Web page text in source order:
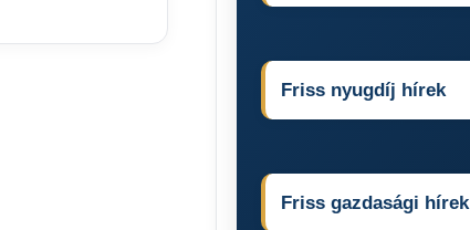
Friss nyugdíj hírek
Friss gazdasági hírek